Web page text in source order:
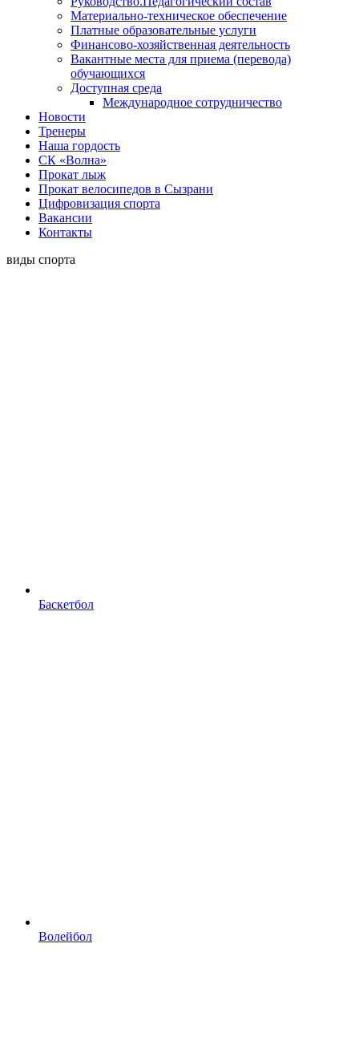
Материально-техническое обеспечение
Платные образовательные услуги
Финансово-хозяйственная деятельность
Вакантные места для приема (перевода)
обучающихся
Доступная среда
Международное сотрудничество
Новости
Тренеры
Наша гордость
СК «Волна»
Прокат лыж
Прокат велосипедов в Сызрани
Цифровизация спорта
Вакансии
Контакты
виды спорта
Баскетбол
Волейбол